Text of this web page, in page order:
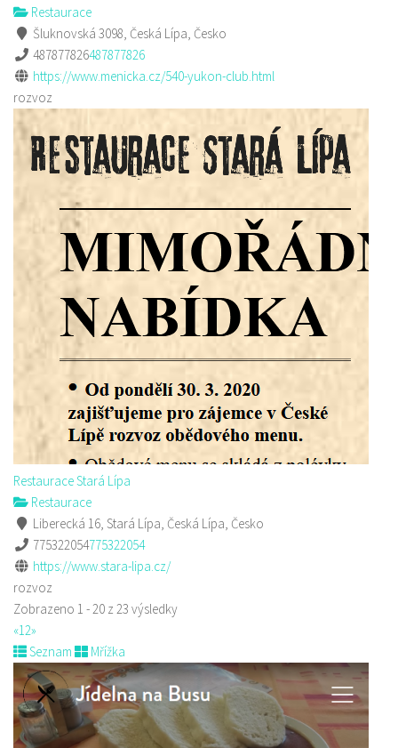
Restaurace
Šluknovská 3098, Česká Lípa, Česko
487877826487877826
https://www.menicka.cz/540-yukon-club.html
rozvoz
Restaurace Stará Lípa
Restaurace
Liberecká 16, Stará Lípa, Česká Lípa, Česko
775322054775322054
https://www.stara-lipa.cz/
rozvoz
Zobrazeno 1 - 20 z 23 výsledky
«12»
Seznam
Mřížka